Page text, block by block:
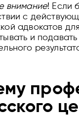
внимание! Если
с
адвокатов
и